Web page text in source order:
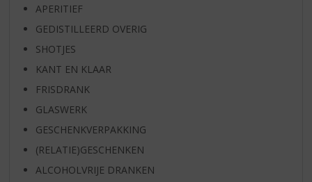
APERITIEF
GEDISTILLEERD OVERIG
SHOTJES
KANT EN KLAAR
FRISDRANK
GLASWERK
GESCHENKVERPAKKING
(RELATIE)GESCHENKEN
ALCOHOLVRIJE DRANKEN